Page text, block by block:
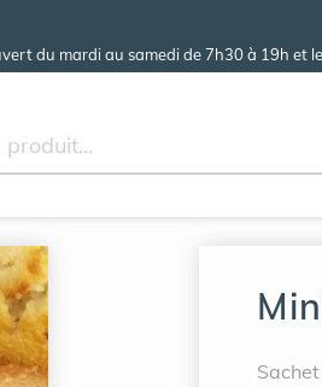
du mardi au samedi de 7h30 à 19h et